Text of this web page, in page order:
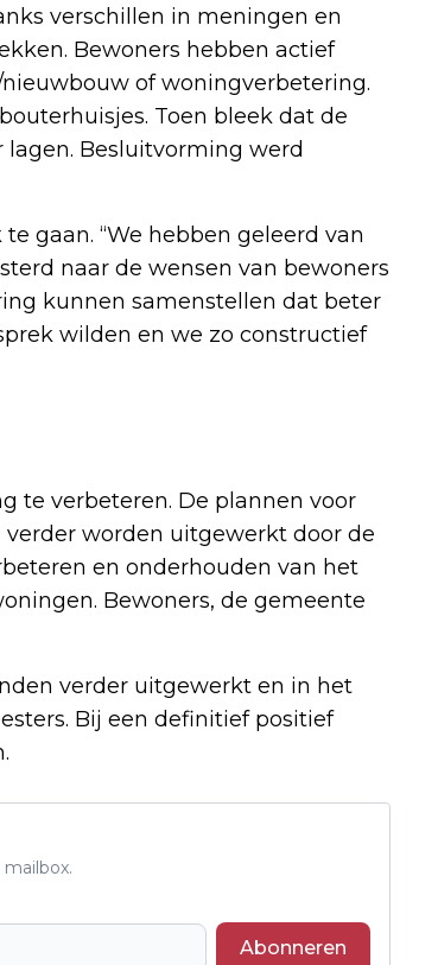
verschillen in meningen en
Bewoners hebben actief
of woningverbetering.
Toen bleek dat de
Besluitvorming werd
gaan. “We hebben geleerd van
naar de wensen van bewoners
kunnen samenstellen dat beter
wilden en we zo constructief
te verbeteren. De plannen voor
worden uitgewerkt door de
en onderhouden van het
Bewoners, de gemeente
verder uitgewerkt en in het
Bij een definitief positief
Abonneren